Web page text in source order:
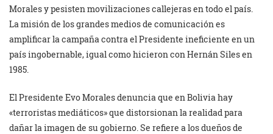
Morales y pesisten movilizaciones callejeras en todo el país.
La misión de los grandes medios de comunicación es
amplificar la campaña contra el Presidente ineficiente en un
país ingobernable, igual como hicieron con Hernán Siles en
1985.
El Presidente Evo Morales denuncia que en Bolivia hay
«terroristas mediáticos» que distorsionan la realidad para
dañar la imagen de su gobierno. Se refiere a los dueños de